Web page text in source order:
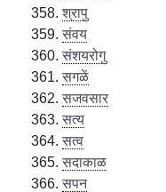
श्रापु
संवय
संशयरोगु
सगळें
सजवसार
सत्य
सत्व
सदाकाळ
सपन